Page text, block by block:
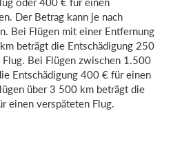
Der Betrag kann je nach
Bei Flügen mit einer Entfernung
beträgt die Entschädigung 250
Bei Flügen zwischen 1.500
Entschädigung 400 € für einen
über 3 500 km beträgt die
einen verspäteten Flug.